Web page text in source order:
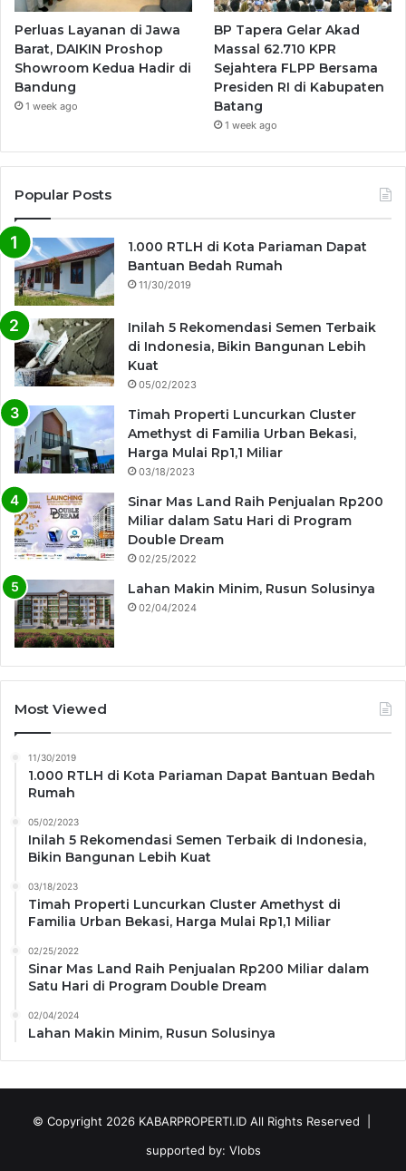
Perluas Layanan di Jawa
Barat, DAIKIN Proshop
Showroom Kedua Hadir di
Bandung
1 week ago
BP Tapera Gelar Akad
Massal 62.710 KPR
Sejahtera FLPP Bersama
Presiden RI di Kabupaten
Batang
1 week ago
Popular Posts
1.000 RTLH di Kota Pariaman Dapat
Bantuan Bedah Rumah
11/30/2019
Inilah 5 Rekomendasi Semen Terbaik
di Indonesia, Bikin Bangunan Lebih
Kuat
05/02/2023
Timah Properti Luncurkan Cluster
Amethyst di Familia Urban Bekasi,
Harga Mulai Rp1,1 Miliar
03/18/2023
Sinar Mas Land Raih Penjualan Rp200
Miliar dalam Satu Hari di Program
Double Dream
02/25/2022
Lahan Makin Minim, Rusun Solusinya
02/04/2024
Most Viewed
11/30/2019
1.000 RTLH di Kota Pariaman Dapat Bantuan Bedah
Rumah
05/02/2023
Inilah 5 Rekomendasi Semen Terbaik di Indonesia,
Bikin Bangunan Lebih Kuat
03/18/2023
Timah Properti Luncurkan Cluster Amethyst di
Familia Urban Bekasi, Harga Mulai Rp1,1 Miliar
02/25/2022
Sinar Mas Land Raih Penjualan Rp200 Miliar dalam
Satu Hari di Program Double Dream
02/04/2024
Lahan Makin Minim, Rusun Solusinya
© Copyright 2026 KABARPROPERTI.IDAll Rights Reserved |
supported by: Vlobs